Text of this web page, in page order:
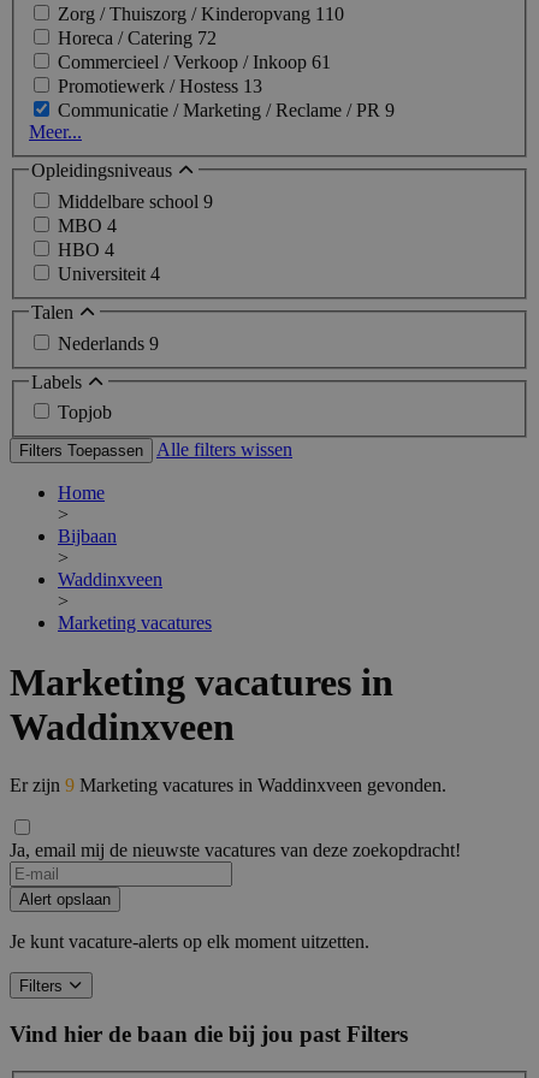
Zorg / Thuiszorg / Kinderopvang 110
Horeca / Catering 72
Commercieel / Verkoop / Inkoop 61
Promotiewerk / Hostess 13
Communicatie / Marketing / Reclame / PR 9
Meer...
Opleidingsniveaus
Middelbare school 9
MBO 4
HBO 4
Universiteit 4
Talen
Nederlands 9
Labels
Topjob
Filters Toepassen Alle filters wissen
Home
>
Bijbaan
>
Waddinxveen
>
Marketing vacatures
Marketing vacatures in
Waddinxveen
Er zijn 9 Marketing vacatures in Waddinxveen gevonden.
Ja, email mij de nieuwste vacatures van deze zoekopdracht!
Alert opslaan
Je kunt vacature-alerts op elk moment uitzetten.
Filters
Vind hier de baan die bij jou past Filters